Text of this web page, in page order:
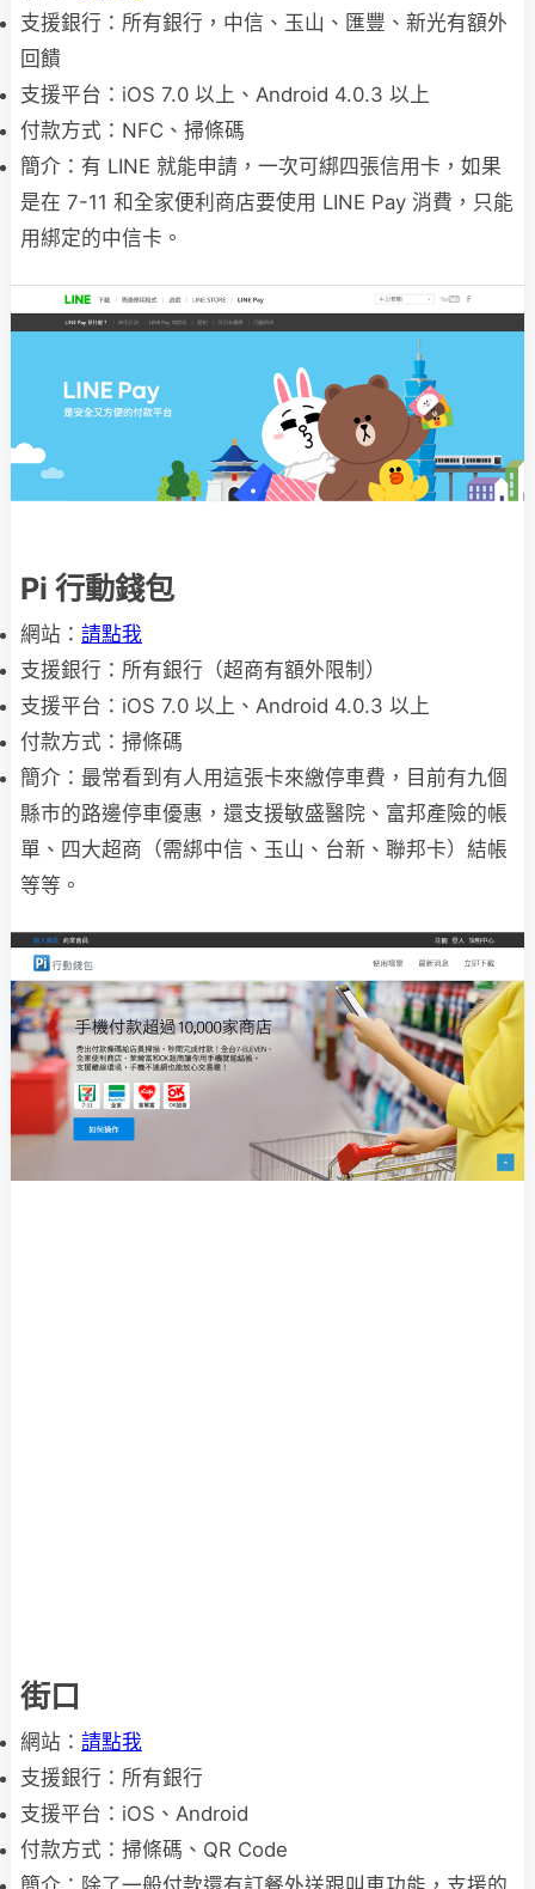
支援銀行：所有銀行，中信、玉山、匯豐、新光有額外
回饋
支援平台：iOS 7.0 以上、Android 4.0.3 以上
付款方式：NFC、掃條碼
簡介：有 LINE 就能申請，一次可綁四張信用卡，如果
是在 7-11 和全家便利商店要使用 LINE Pay 消費，只能
用綁定的中信卡。
Pi 行動錢包
網站： 請點我
支援銀行：所有銀行（超商有額外限制）
支援平台：iOS 7.0 以上、Android 4.0.3 以上
付款方式：掃條碼
簡介：最常看到有人用這張卡來繳停車費，目前有九個
縣市的路邊停車優惠，還支援敏盛醫院、富邦產險的帳
單、四大超商（需綁中信、玉山、台新、聯邦卡）結帳
等等。
街口
網站： 請點我
支援銀行：所有銀行
支援平台：iOS、Android
付款方式：掃條碼、QR Code